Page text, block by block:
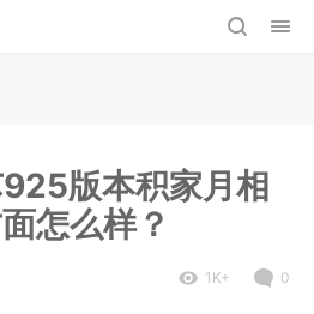
版本积家月相
怎么样？
1K+ 0